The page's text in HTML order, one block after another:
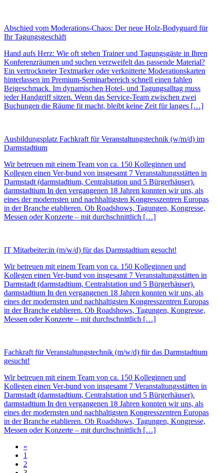
Abschied vom Moderations-Chaos: Der neue Holz-Bodyguard für
Ihr Tagungsgeschäft
Hand aufs Herz: Wie oft stehen Trainer und Tagungsgäste in Ihren
Konferenzräumen und suchen verzweifelt das passende Material?
Ein vertrockneter Textmarker oder verknitterte Moderationskarten
hinterlassen im Premium-Seminarbereich schnell einen fahlen
Beigeschmack. Im dynamischen Hotel- und Tagungsalltag muss
jeder Handgriff sitzen. Wenn das Service-Team zwischen zwei
Buchungen die Räume fit macht, bleibt keine Zeit für langes […]
Ausbildungsplatz Fachkraft für Veranstaltungstechnik (w/m/d) im
Darmstadtium
Wir betreuen mit einem Team von ca. 150 Kolleginnen und
Kollegen einen Ver-bund von insgesamt 7 Veranstaltungsstätten in
Darmstadt (darmstadtium, Centralstation und 5 Bürgerhäuser).
darmstadtium In den vergangenen 18 Jahren konnten wir uns, als
eines der modernsten und nachhaltigsten Kongresszentren Europas
in der Branche etablieren. Ob Roadshows, Tagungen, Kongresse,
Messen oder Konzerte – mit durchschnittlich […]
IT Mitarbeiter:in (m/w/d) für das Darmstadtium gesucht!
Wir betreuen mit einem Team von ca. 150 Kolleginnen und
Kollegen einen Ver-bund von insgesamt 7 Veranstaltungsstätten in
Darmstadt (darmstadtium, Centralstation und 5 Bürgerhäuser).
darmstadtium In den vergangenen 18 Jahren konnten wir uns, als
eines der modernsten und nachhaltigsten Kongresszentren Europas
in der Branche etablieren. Ob Roadshows, Tagungen, Kongresse,
Messen oder Konzerte – mit durchschnittlich […]
Fachkraft für Veranstaltungstechnik (m/w/d) für das Darmstadtium
gesucht!
Wir betreuen mit einem Team von ca. 150 Kolleginnen und
Kollegen einen Ver-bund von insgesamt 7 Veranstaltungsstätten in
Darmstadt (darmstadtium, Centralstation und 5 Bürgerhäuser).
darmstadtium In den vergangenen 18 Jahren konnten wir uns, als
eines der modernsten und nachhaltigsten Kongresszentren Europas
in der Branche etablieren. Ob Roadshows, Tagungen, Kongresse,
Messen oder Konzerte – mit durchschnittlich […]
«
1
2